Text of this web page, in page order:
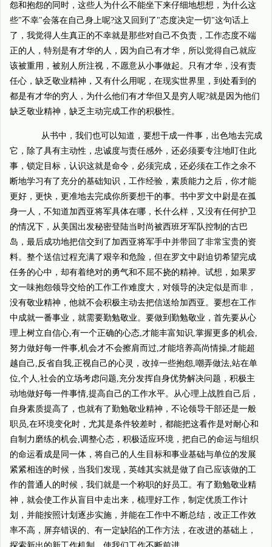
怨和抱怨的同时，这些人为什么不能坐下来仔细地想想，为什么这
些"不幸"会落在自己身上呢?这又回到了"态度决定一切"这句话上
了，我觉得人生真正的不幸就是那些对自己不负责，工作态度不端
正的人，特别是有才华的人，因为自己有才华，所以觉得自己就应
该被重用，被别人所注视，不愿意从小事做起。只有才华，没有责
任心，缺乏敬业精神，又有什么用呢，在现实世界里，到处看到的
都是有才华的穷人，为什么他们有才华但又是穷人呢?就是因为他们
缺乏敬业精神，缺乏主动完成工作的积极性。
从书中，我们也可以知道，要想干成一件事，出色地去完成
它，除了具有主动性，忠诚度与责任感外，还必须要专注地盯住此
事，锁定目标，认识这就是命令，必须完成，还必须在工作之余不
断地学习有了充分的基础知识，工作经验，素质能力之后，你才能
更好，更快，更准地去完成你所要想干的事。书中罗文中尉是在孤
身一人，不知道加西亚将军具体在哪，长什么样，又没有任何护卫
的情况下，从美国出发秘密登陆当时尚被西班牙军队控制的古巴
岛，最后成功地把信交到了加西亚将军手中并带回了非常宝贵的资
料。整个送信过程充满了艰辛和危险，但在罗文中尉迫切希望完成
任务的心中，却有着绝对的勇气和不屈不挠的精神。试想，如果罗
文一味抱怨领导交给的工作工作难度大，对领导的决定似是而非，
没有敬业精神，他就不会积极主动去把信送给加西亚。要想在工作
中成就一番事业，就需要勤勉敬业。要做到勤勉敬业，首先要从心
理上树立自信心,有一个正确的心态,才能丰富知识,掌握更多的机会,
努力做好每一件事,机会才不会擦肩而过,才能培养高尚情操,才能超
越自己,反省自我,正视自己的心灵，改掉一些抱怨,嘲弄做法,站在单
位,个人,社会的立场考虑问题,充分发挥自身优势解决问题，积极主
动地做好每一件事情,提高自己的工作水平。从心理上战胜自己后，
自身素质提高了，也就有了勤勉敬业精神，不论领导干部还是一般
职员,在环境变化时，尤其是条件较差时，都能把这看作是对耐心和
自制力磨练的机会,调整心态，积极适应环境，把自己的命运与组织
的命运看成是同一体，将自己的人生目标和事业基础与单位的发展
紧紧相连的时候，当我们发现，英雄其实就是做了自己应该做的工
作的普通人的时候，我们就是一个称职的好员工。有了勤勉敬业精
神，就会使工作从盲目中走出来，梳理好工作，制定优质工作计
划，并能按照计划逐步实施，并能在工作中不断总结，改正工作效
率不高，屏弃错误的、有一定缺陷的工作方法，在改进的基础上，